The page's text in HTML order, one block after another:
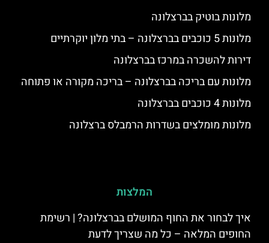
מלונות בוטיק בברצלונה
מלונות 5 כוכבים בברצלונה – בתי מלון יוקרתיים
דירות להשכרה במרכז בברצלונה
מלונות עם בריכה בברצלונה – בריכה מקורה או פתוחה
מלונות 4 כוכבים בברצלונה
מלונות מומלצים בשדרות הרמבלס ברצלונה
המלצות
איך לבחור את החוף המושלם בברצלונה? | רשימת
החופים המלאה – כל מה שצריך לדעת